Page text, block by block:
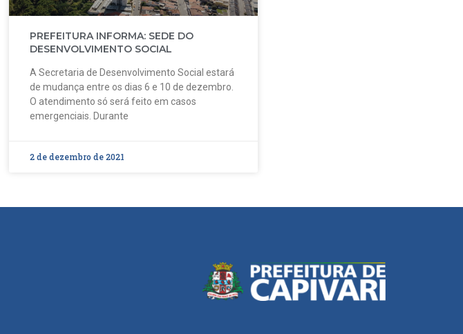
PREFEITURA INFORMA: SEDE DO
DESENVOLVIMENTO SOCIAL
A Secretaria de Desenvolvimento Social estará
de mudança entre os dias 6 e 10 de dezembro.
O atendimento só será feito em casos
emergenciais. Durante
2 de dezembro de 2021